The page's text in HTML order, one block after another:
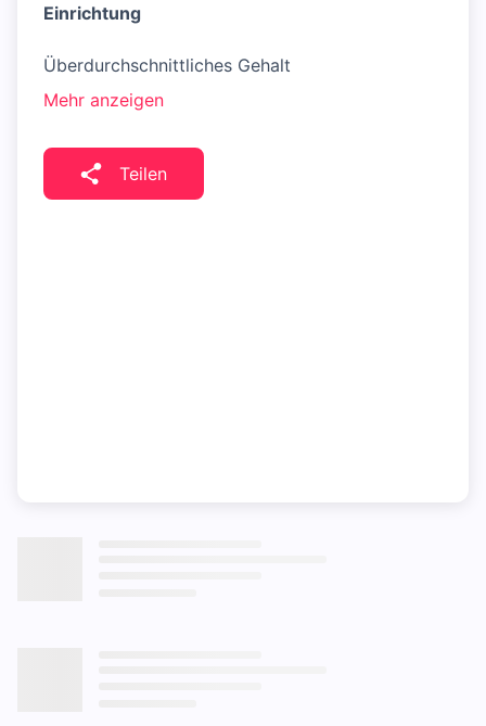
Einrichtung
Überdurchschnittliches Gehalt
Mehr anzeigen
Teilen